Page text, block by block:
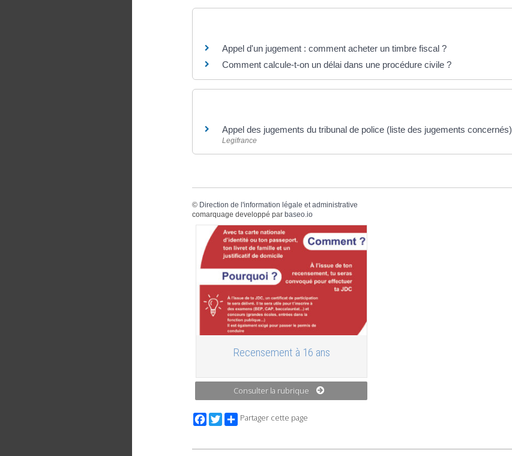
Appel d'un jugement : comment acheter un timbre fiscal ?
Comment calcule-t-on un délai dans une procédure civile ?
Appel des jugements du tribunal de police (liste des jugements concernés)
Legifrance
© Direction de l'information légale et administrative
comarquage developpé par baseo.io
Recensement à 16 ans
Consulter la rubrique
Facebook
TwitterPartager cette page